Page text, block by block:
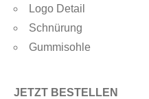
Logo Detail
Schnürung
Gummisohle
JETZT BESTELLEN